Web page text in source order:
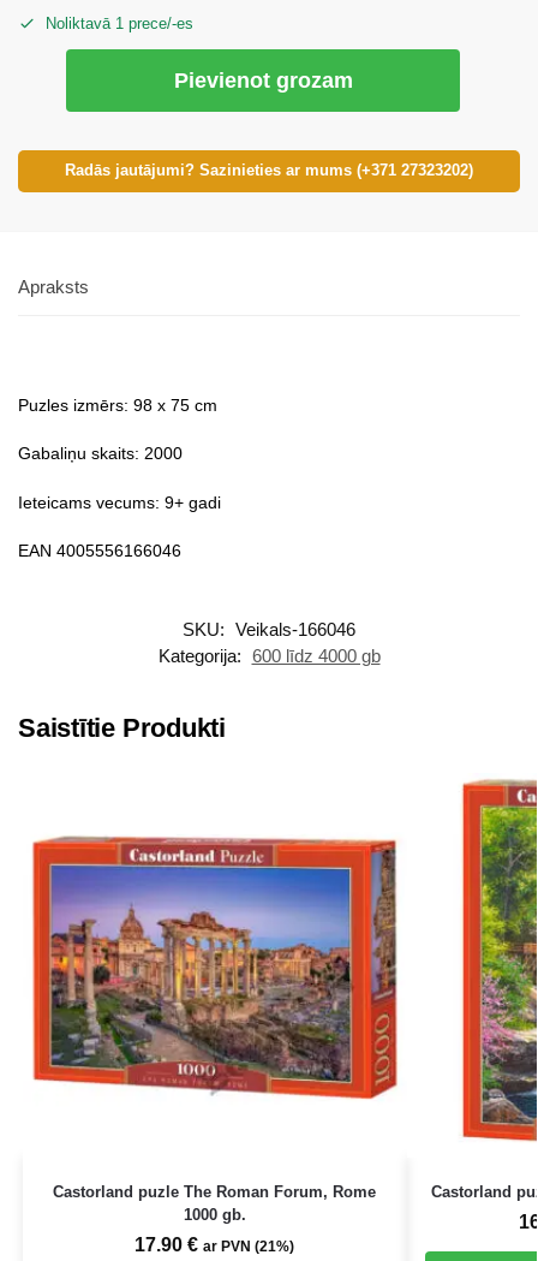
Noliktavā 1 prece/-es
Pievienot grozam
Radās jautājumi? Sazinieties ar mums (+371 27323202)
Apraksts
Puzles izmērs: 98 x 75 cm
Gabaliņu skaits: 2000
Ieteicams vecums: 9+ gadi
EAN 4005556166046
SKU: Veikals-166046
Kategorija: 600 līdz 4000 gb
Saistītie Produkti
Castorland puzle The Roman Forum, Rome
1000 gb.
17.90€ ar PVN (21%)
Castorland